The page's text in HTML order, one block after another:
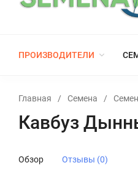
ПРОИЗВОДИТЕЛИ
Главная / Семена /
Кавбуз
Обзор Отзывы (0)